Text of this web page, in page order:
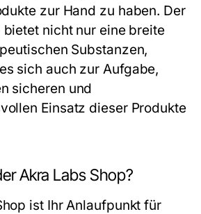
zur Hand zu haben. Der
bietet nicht nur eine breite
Substanzen,
sich auch zur Aufgabe,
sicheren und
Einsatz dieser Produkte
Akra Labs Shop?
ist Ihr Anlaufpunkt für